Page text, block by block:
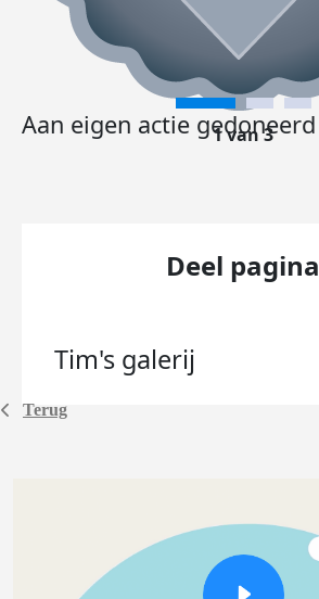
Terug
Aan eigen actie gedoneerd
1 van 3
Deel pagina
Tim's galerij